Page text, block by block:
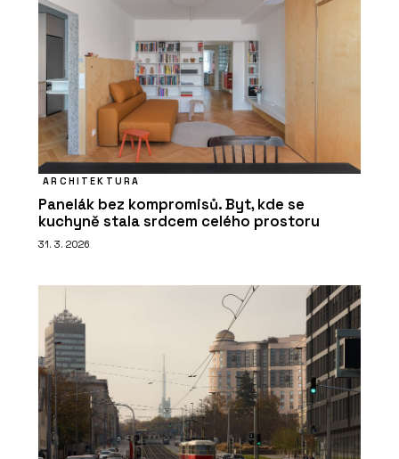
ARCHITEKTURA
Panelák bez kompromisů. Byt, kde se
kuchyně stala srdcem celého prostoru
31. 3. 2026